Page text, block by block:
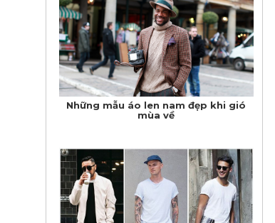
Những mẫu áo len nam đẹp khi gió
mùa về